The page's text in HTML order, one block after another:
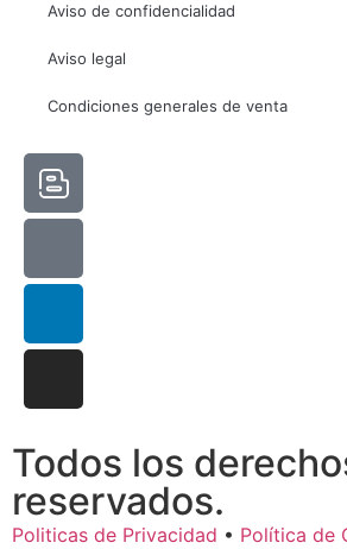
Aviso de confidencialidad
Aviso legal
Condiciones generales de venta
Todos los
reservados.
Politicas de Privacidad • Política de
Para que
mejorar la
de la web, en
base a cómo
se usa la
Para que
visita. Si
rechaza estas
cookies,
algunas